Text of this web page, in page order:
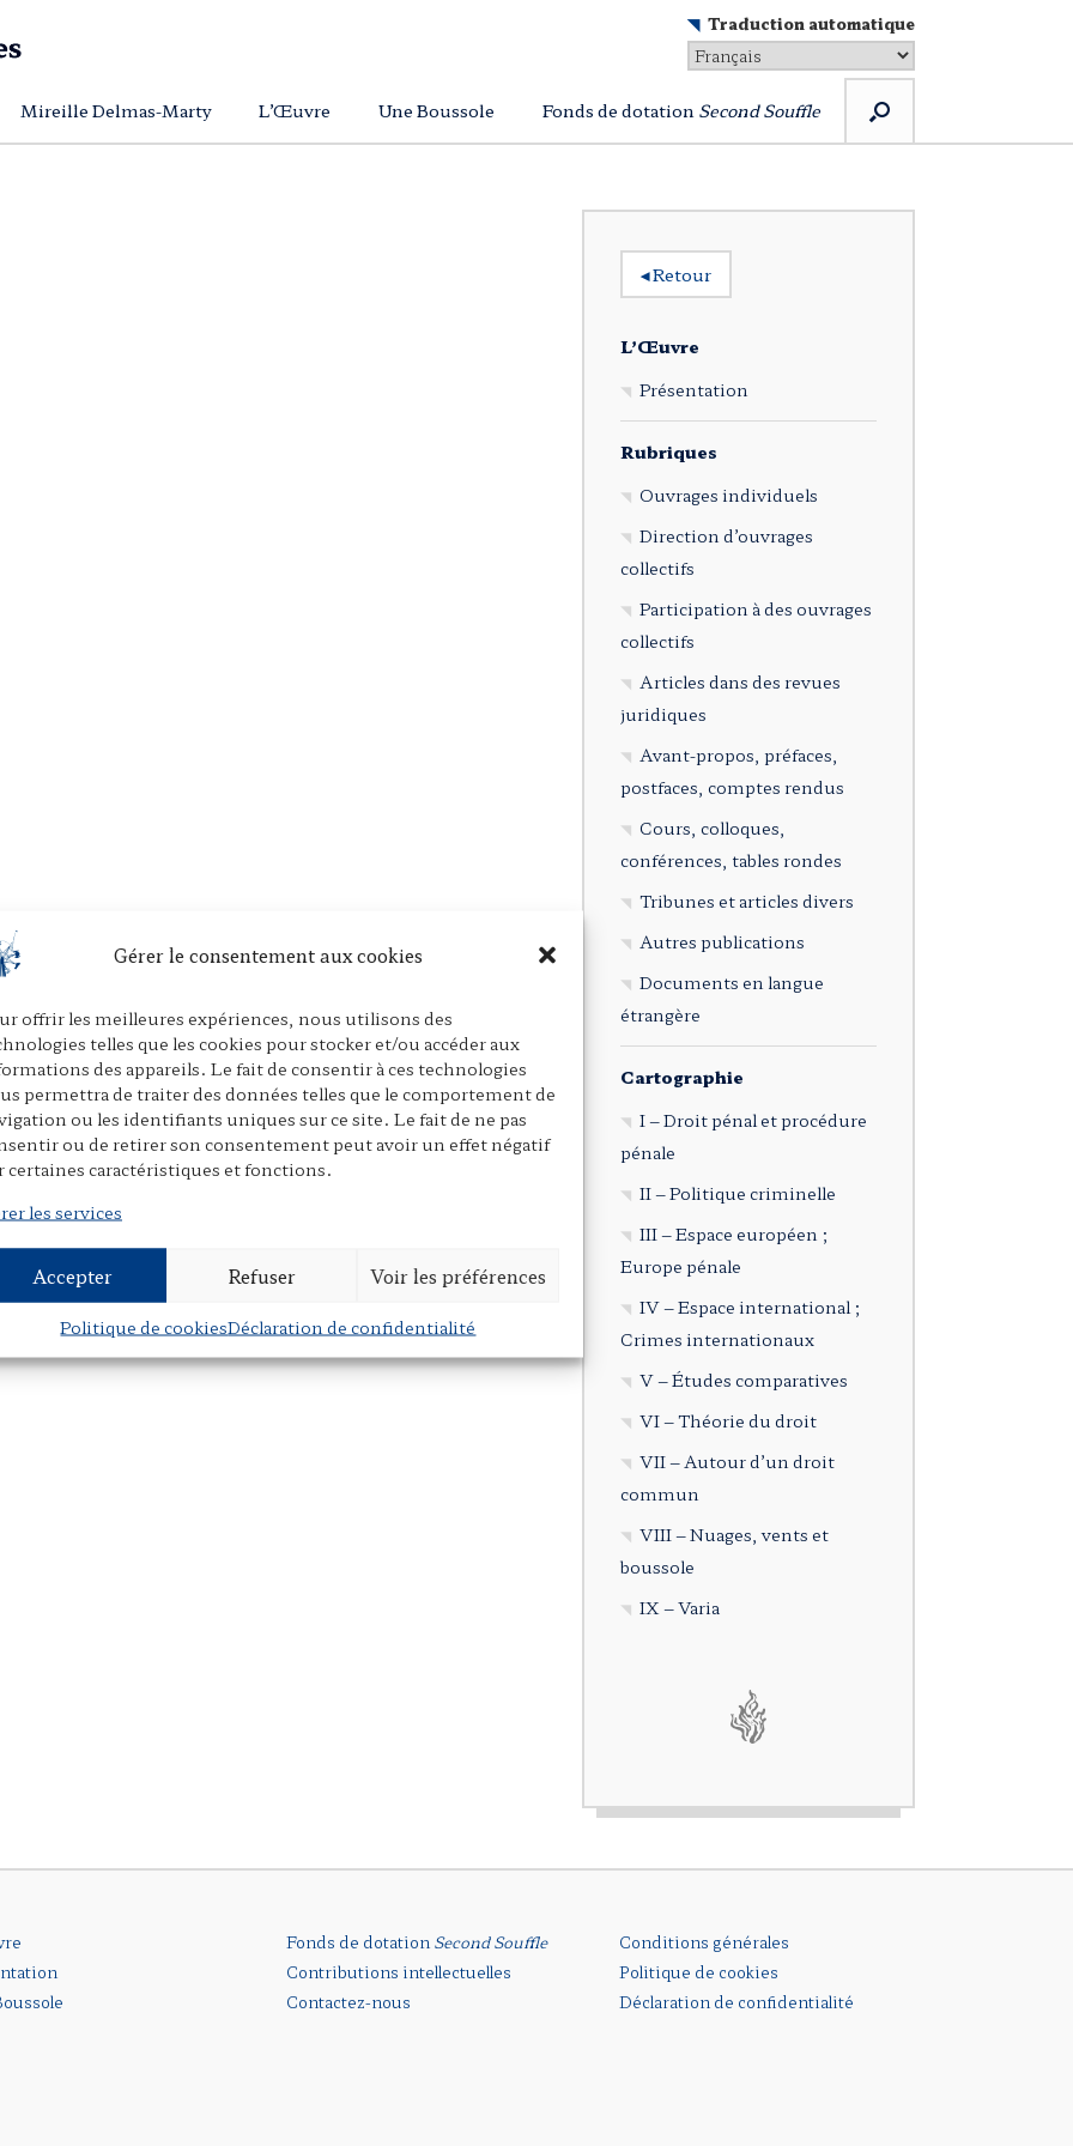
Gérer le consentement aux cookies
offrir les meilleures expériences, nous utilisons des
telles que les cookies pour stocker et/ou accéder aux
des appareils. Le fait de consentir à ces technologies
permettra de traiter des données telles que le comportement de
ou les identifiants uniques sur ce site. Le fait de ne pas
ou de retirer son consentement peut avoir un effet négatif
certaines caractéristiques et fonctions.
les services
Accepter Refuser Voir les préférences
Politique de cookiesDéclaration de confidentialité
Traduction automatique
Mireille Delmas-Marty L’Œuvre Une Boussole Fonds de dotation Second Souffle
◂Retour
L’Œuvre
Présentation
Rubriques
Ouvrages individuels
Direction d’ouvrages
collectifs
Participation à des ouvrages
collectifs
Articles dans des revues
juridiques
Avant-propos, préfaces,
postfaces, comptes rendus
Cours, colloques,
conférences, tables rondes
Tribunes et articles divers
Autres publications
Documents en langue
étrangère
Cartographie
I – Droit pénal et procédure
pénale
II – Politique criminelle
III – Espace européen ;
Europe pénale
IV – Espace international ;
Crimes internationaux
V – Études comparatives
VI – Théorie du droit
VII – Autour d’un droit
commun
VIII – Nuages, vents et
boussole
IX – Varia
Fonds de dotation Second Souffle
Contributions intellectuelles
Contactez-nous
Conditions générales
Politique de cookies
Déclaration de confidentialité